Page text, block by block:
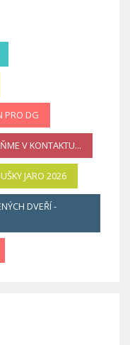
PRO DG
V KONTAKTU...
JARO 2026
DVEŘÍ -